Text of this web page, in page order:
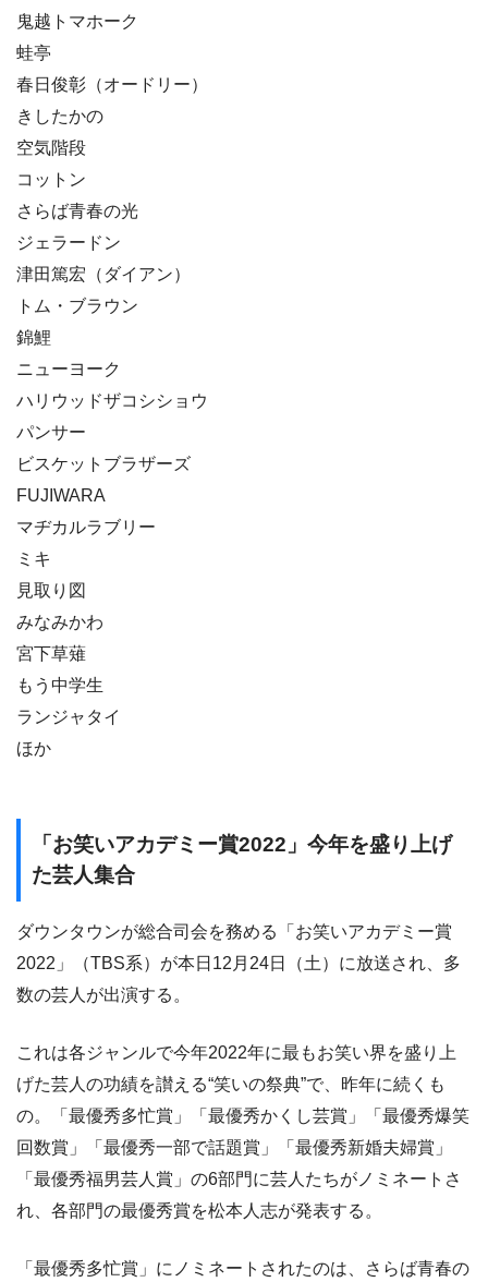
鬼越トマホーク
蛙亭
春日俊彰（オードリー）
きしたかの
空気階段
コットン
さらば青春の光
ジェラードン
津田篤宏（ダイアン）
トム・ブラウン
錦鯉
ニューヨーク
ハリウッドザコシショウ
パンサー
ビスケットブラザーズ
FUJIWARA
マヂカルラブリー
ミキ
見取り図
みなみかわ
宮下草薙
もう中学生
ランジャタイ
ほか
「お笑いアカデミー賞2022」今年を盛り上げ
た芸人集合
ダウンタウンが総合司会を務める「お笑いアカデミー賞
2022」（TBS系）が本日12月24日（土）に放送され、多
数の芸人が出演する。
これは各ジャンルで今年2022年に最もお笑い界を盛り上
げた芸人の功績を讃える“笑いの祭典”で、昨年に続くも
の。「最優秀多忙賞」「最優秀かくし芸賞」「最優秀爆笑
回数賞」「最優秀一部で話題賞」「最優秀新婚夫婦賞」
「最優秀福男芸人賞」の6部門に芸人たちがノミネートさ
れ、各部門の最優秀賞を松本人志が発表する。
「最優秀多忙賞」にノミネートされたのは、さらば青春の